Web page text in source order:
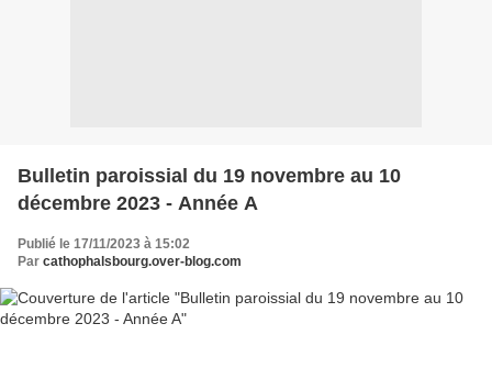
Bulletin paroissial du 19 novembre au 10
décembre 2023 - Année A
Publié le 17/11/2023 à 15:02
Par cathophalsbourg.over-blog.com